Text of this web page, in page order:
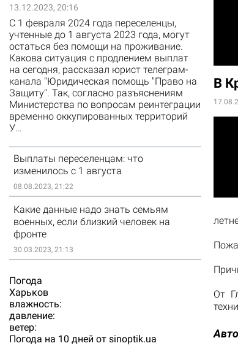
13.12.2023, 20:16
С 1 февраля 2024 года переселенцы,
учтенные до 1 августа 2023 года, могут
остаться без помощи на проживание.
Какова ситуация с продлением выплат
на сегодня, рассказал юрист телеграм-
канала "Юридическая помощь "Право на
Защиту". Так, согласно разъяснениям
Министерства по вопросам реинтеграции
временно оккупированных территорий
У…
Выплаты переселенцам: что
изменилось с 1 августа
08.08.2023, 21:22
Какие данные надо знать семьям
военных, если близкий человек на
фронте
30.03.2023, 21:13
Погода
Харьков
влажность:
давление:
ветер:
Погода на 10 дней от sinoptik.ua
В
От